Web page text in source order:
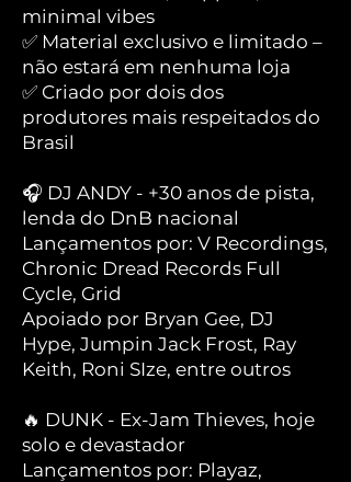
minimal vibes
✅ Material exclusivo e limitado –
não estará em nenhuma loja
✅ Criado por dois dos
produtores mais respeitados do
Brasil
🎧 DJ ANDY - +30 anos de pista,
lenda do DnB nacional
Lançamentos por: V Recordings,
Chronic Dread Records Full
Cycle, Grid
Apoiado por Bryan Gee, DJ
Hype, Jumpin Jack Frost, Ray
Keith, Roni SIze, entre outros
🔥 DUNK - Ex-Jam Thieves, hoje
solo e devastador
Lançamentos por: Playaz,